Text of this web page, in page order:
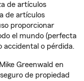
de artículos
de artículos
proporcionar
el mundo (perfecta
accidental o pérdida.
Greenwald en
de propiedad